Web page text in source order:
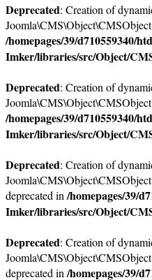
Deprecated: Creation of
/homepages/39/d710559340/
Imker/libraries/src/Object/
Deprecated: Creation of
/homepages/39/d710559340/
Imker/libraries/src/Object/
Deprecated: Creation of
deprecated in /homepages/39/
Imker/libraries/src/Object/
Deprecated: Creation of
deprecated in /homepages/39/